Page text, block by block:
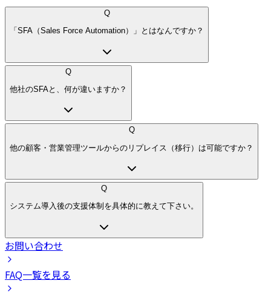
Q
「SFA（Sales Force Automation）」とはなんですか？
Q
他社のSFAと、何が違いますか？
Q
他の顧客・営業管理ツールからのリプレイス（移行）は可能ですか？
Q
システム導入後の支援体制を具体的に教えて下さい。
お問い合わせ
FAQ一覧を見る